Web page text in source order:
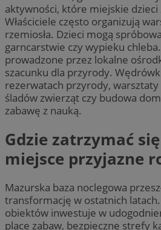
aktywności, które miejskie dzieci
Właściciele często organizują
rzemiosła. Dzieci mogą
garncarstwie czy wypieku
prowadzone przez lokalne
szacunku dla przyrody.
rezerwatach przyrody,
śladów zwierząt czy budowa
zabawę z nauką.
Gdzie zatrzymać
miejsce przyjazne
Mazurska baza noclegowa
transformację w ostatnich
obiektów inwestuje w
place zabaw, bezpieczne strefy